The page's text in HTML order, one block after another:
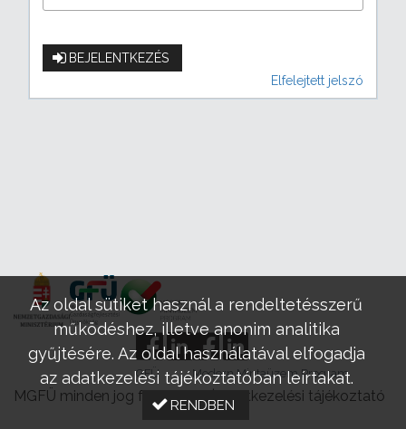
BEJELENTKEZÉS
Elfelejtett jelszó
GFÜ Modern Mintaüzem Program
MGFÜ minden jog fenntartva |Adatkezelési tájékoztató
Az oldal sütiket használ a rendeltetésszerű
működéshez, illetve anonim analitika
gyűjtésére. Az oldal használatával elfogadja
az adatkezelési tájékoztatóban leírtakat.
RENDBEN